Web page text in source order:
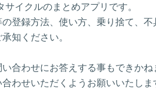
イクルのまとめアプリです。
登録方法、使い方、乗り捨て、不
知ください。
合わせにお答えする事もできかね
わせいただくようお願いいたしま